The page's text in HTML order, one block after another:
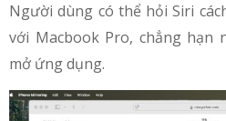
Người dùng có thể hỏi Siri
với Macbook Pro, chẳng hạn
mở ứng dụng.